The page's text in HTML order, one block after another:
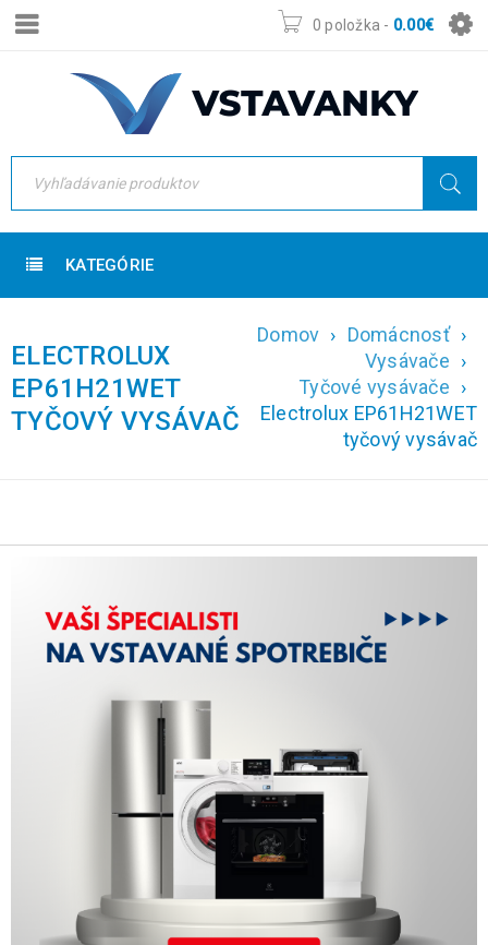
0 položka - 0.00€
KATEGÓRIE
ELECTROLUX
EP61H21WET
TYČOVÝ VYSÁVAČ
Domov › Domácnosť ›
Vysávače ›
Tyčové vysávače ›
Electrolux EP61H21WET
tyčový vysávač